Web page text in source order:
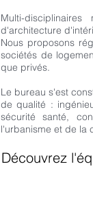
Multi-
d'architecture
Nous proposons
sociétés de
que privés.
Le bureau s'est
de qualité :
sécurité santé,
l'urbanisme et de la
Découvrez